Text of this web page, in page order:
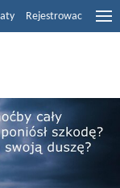
Rejestrowac